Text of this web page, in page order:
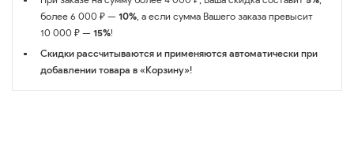
более 6 000 ₽ — 10%, а если сумма Вашего заказа превысит
10 000 ₽ — 15%!
Скидки рассчитываются и применяются автоматически при
добавлении товара в «Корзину»!